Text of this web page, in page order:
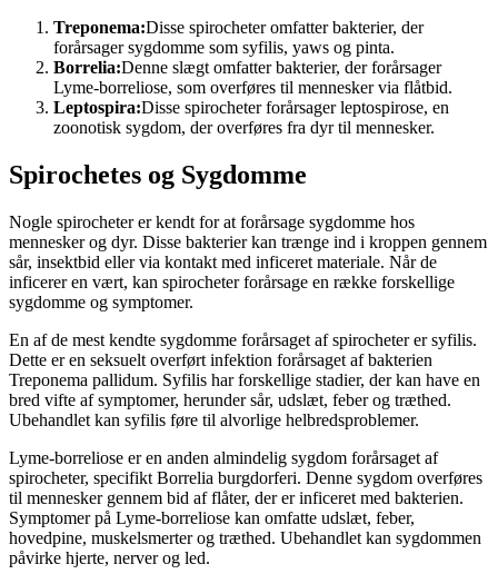
Treponema:Disse spirocheter omfatter bakterier, der
forårsager sygdomme som syfilis, yaws og pinta.
Borrelia:Denne slægt omfatter bakterier, der forårsager
Lyme-borreliose, som overføres til mennesker via flåtbid.
Leptospira:Disse spirocheter forårsager leptospirose, en
zoonotisk sygdom, der overføres fra dyr til mennesker.
Spirochetes og Sygdomme
Nogle spirocheter er kendt for at forårsage sygdomme hos
mennesker og dyr. Disse bakterier kan trænge ind i kroppen gennem
sår, insektbid eller via kontakt med inficeret materiale. Når de
inficerer en vært, kan spirocheter forårsage en række forskellige
sygdomme og symptomer.
En af de mest kendte sygdomme forårsaget af spirocheter er syfilis.
Dette er en seksuelt overført infektion forårsaget af bakterien
Treponema pallidum. Syfilis har forskellige stadier, der kan have en
bred vifte af symptomer, herunder sår, udslæt, feber og træthed.
Ubehandlet kan syfilis føre til alvorlige helbredsproblemer.
Lyme-borreliose er en anden almindelig sygdom forårsaget af
spirocheter, specifikt Borrelia burgdorferi. Denne sygdom overføres
til mennesker gennem bid af flåter, der er inficeret med bakterien.
Symptomer på Lyme-borreliose kan omfatte udslæt, feber,
hovedpine, muskelsmerter og træthed. Ubehandlet kan sygdommen
påvirke hjerte, nerver og led.